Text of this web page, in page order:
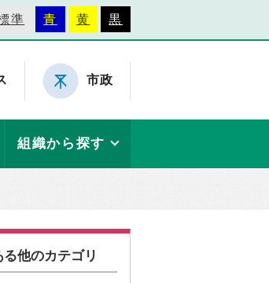
準 青 黄 黒
市政
組織から探す
他のカテゴリ